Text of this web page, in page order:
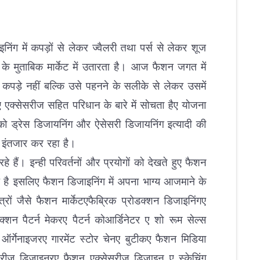
में कपड़ों से लेकर ज्वैलरी तथा पर्स से लेकर शूज
मुताबिक मार्केट में उतारता है। आज फैशन जगत में
कपड़े नहीं बल्कि उसे पहनने के सलीके से लेकर उसमें
सहित परिधान के बारे में सोचता हैए योजना
डिजायनिंग और ऐसेसरी डिजायनिंग इत्यादी की
कर रहा है।
इन्ही परिवर्तनों और प्रयोगों को देखते हुए फैशन
है इसलिए फैशन डिजाइनिंग में अपना भाग्य आजमाने के
जैसे फैशन मार्केटएफैब्रिक प्रोडक्शन डिजाइनिंगए
पैटर्न मेकरए पैटर्न कोआर्डिनेटर ए शो रूम सेल्स
गारमेंट स्टोर चेनए बुटीकए फैशन मिडिया